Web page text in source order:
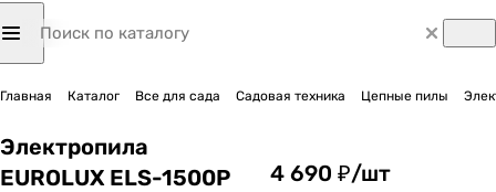
Главная Каталог Все для сада Садовая техника Цепные пилы
Электропила
EUROLUX ELS-1500P
4 690 ₽/шт